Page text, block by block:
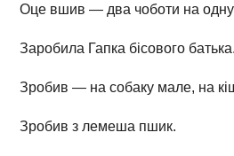
Оце вшив — два чоботи на одну
Заробила Гапка бісового батька.
Зробив — на собаку мале, на
Зробив з лемеша пшик.